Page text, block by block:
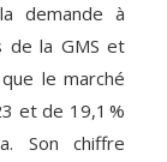
demande à
de la GMS et
le marché
et de 19,1 %
Son chiffre